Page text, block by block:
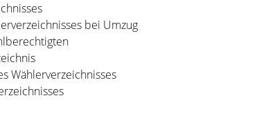
bei Umzug
Wählerverzeichnisses